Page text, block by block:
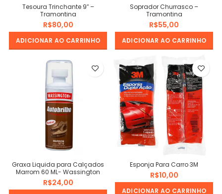
Tesoura Trinchante 9″ –
Tramontina
R$
ADICIONAR AO CARRINHO
Soprador Churrasco –
Tramontina
R$
ADICIONAR AO CARRINHO
Graxa Liquida para Calçados
Marrom 60 ML- Wassington
R$
Esponja Para Carro 3M
R$
ADICIONAR AO CARRINHO